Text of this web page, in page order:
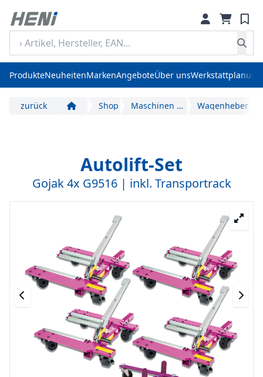
ProdukteNeuheitenMarkenAngeboteÜber unsWerkstattplanung
zurück Start Shop Maschinen und Geräte Wagenheber
Autolift-Set
Gojak 4x G9516 | inkl. Transportrack